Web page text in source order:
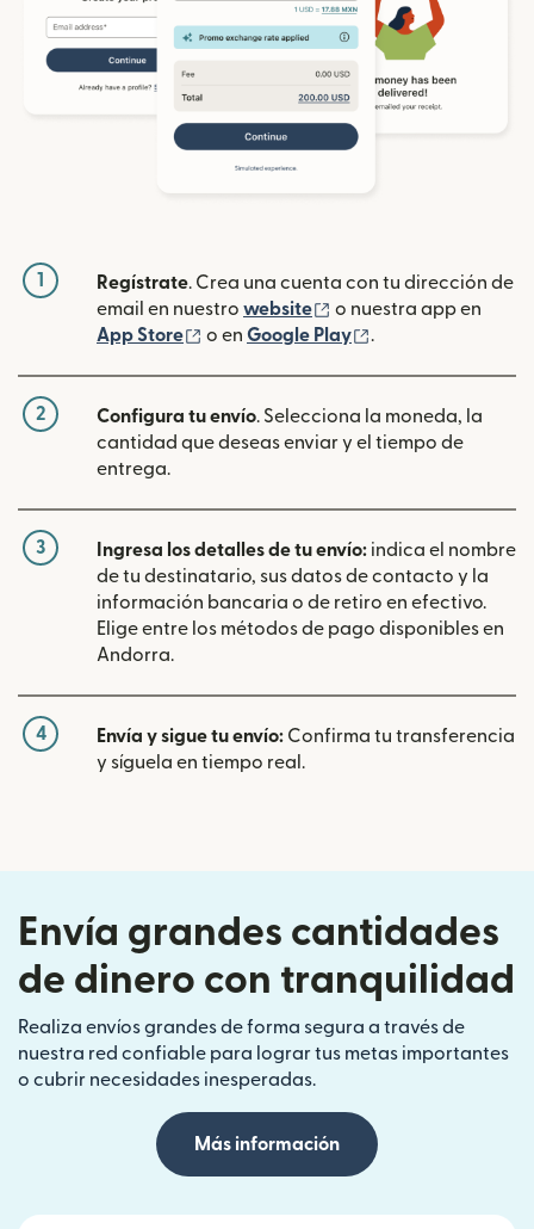
1 Regístrate. Crea una cuenta con tu dirección de
email en nuestro website (se abre en una
o nuestra app en
App Store
(se abre en una ventana nueva)
o en Google Play .
2 Configura tu envío. Selecciona la moneda, la
cantidad que deseas enviar y el tiempo de
entrega.
3 Ingresa los detalles de tu envío: indica el nombre
de tu destinatario, sus datos de contacto y la
información bancaria o de retiro en efectivo.
Elige entre los métodos de pago disponibles en
Andorra.
4 Envía y sigue tu envío: Confirma tu transferencia
y síguela en tiempo real.
Envía grandes cantidades
de dinero con tranquilidad
Realiza envíos grandes de forma segura a través de
nuestra red confiable para lograr tus metas importantes
o cubrir necesidades inesperadas.
Más información